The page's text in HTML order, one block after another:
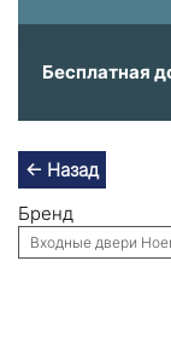
Бесплатная
← Назад
Бренд
Входные двери
Входные двери